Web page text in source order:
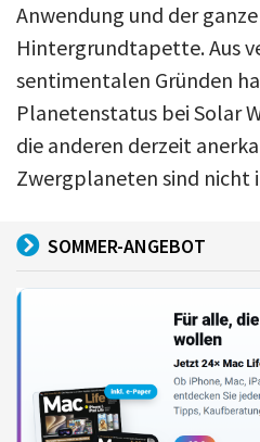
Anwendung und der
Hintergrundtapette. Aus
sentimentalen Gründen
Planetenstatus bei Solar
die anderen derzeit
Zwergplaneten sind nicht
SOMMER-ANGEBOT